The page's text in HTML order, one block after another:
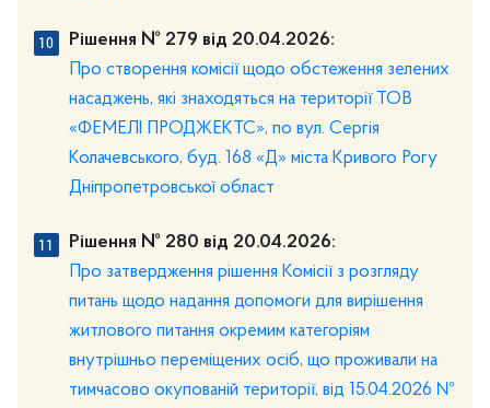
Рішення № 279 від 20.04.2026:
Про створення комісії щодо обстеження зелених
насаджень, які знаходяться на території ТОВ
«ФЕМЕЛІ ПРОДЖЕКТС», по вул. Сергія
Колачевського, буд. 168 «Д» міста Кривого Рогу
Дніпропетровської област
Рішення № 280 від 20.04.2026:
Про затвердження рішення Комісії з розгляду
питань щодо надання допомоги для вирішення
житлового питання окремим категоріям
внутрішньо переміщених осіб, що проживали на
тимчасово окупованій території, від 15.04.2026 №